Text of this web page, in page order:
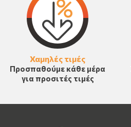
Χαμηλές τιμές
Προσπαθούμε κάθε μέρα
για προσιτές τιμές